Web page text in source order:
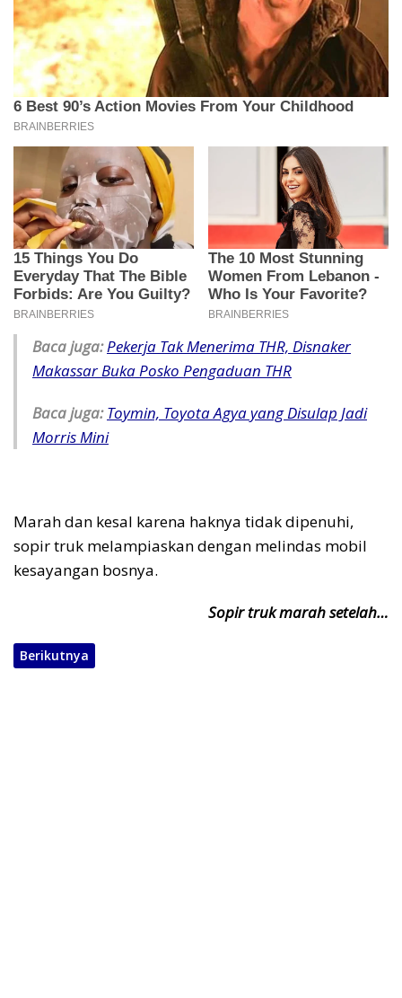
Baca juga: Pekerja Tak Menerima THR, Disnaker
Makassar Buka Posko Pengaduan THR
Baca juga: Toymin, Toyota Agya yang Disulap Jadi
Morris Mini
Marah dan kesal karena haknya tidak dipenuhi,
sopir truk melampiaskan dengan melindas mobil
kesayangan bosnya.
Sopir truk marah setelah…
Berikutnya